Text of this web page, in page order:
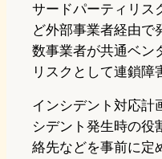
サードパーティリス
ど外部事業者経由で
数事業者が共通ベン
リスクとして連鎖障
インシデント対応計
シデント発生時の役
絡先などを事前に定